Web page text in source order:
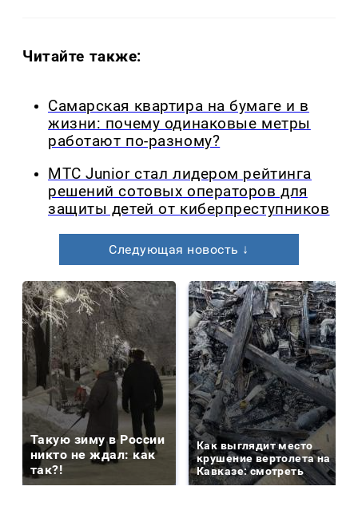
Читайте также:
Самарская квартира на бумаге и в
жизни: почему одинаковые метры
работают по-разному?
МТС Junior стал лидером рейтинга
решений сотовых операторов для
защиты детей от киберпреступников
Следующая новость ↓
Такую зиму в России
никто не ждал: как
так?!
Как выглядит место
крушение вертолета на
Кавказе: смотреть